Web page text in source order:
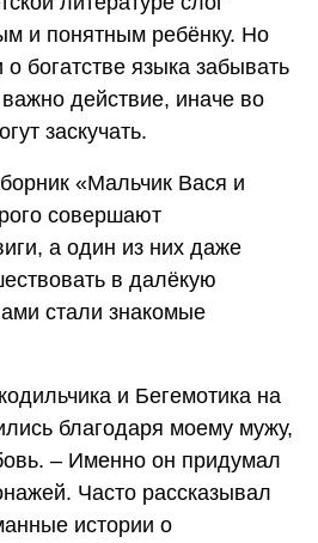
и понятным ребёнку. Но
богатстве языка забывать
действие, иначе во
заскучать.
«Мальчик Вася и
совершают
а один из них даже
в далёкую
стали знакомые
и Бегемотика на
благодаря моему мужу,
– Именно он придумал
Часто рассказывал
истории о